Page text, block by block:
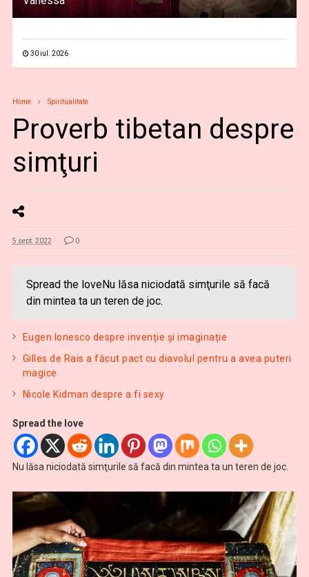
30 iul. 2026
Home Spiritualitate
Proverb tibetan despre
simţuri
5 sept. 2022 0
Spread the loveNu lăsa niciodată simţurile să facă
din mintea ta un teren de joc.
Eugen Ionesco despre invenţie şi imaginaţie
Gilles de Rais a făcut pact cu diavolul pentru a avea puteri
magice
Nicole Kidman despre a fi sexy
Spread the love
Nu lăsa niciodată simţurile să facă din mintea ta un teren de joc.